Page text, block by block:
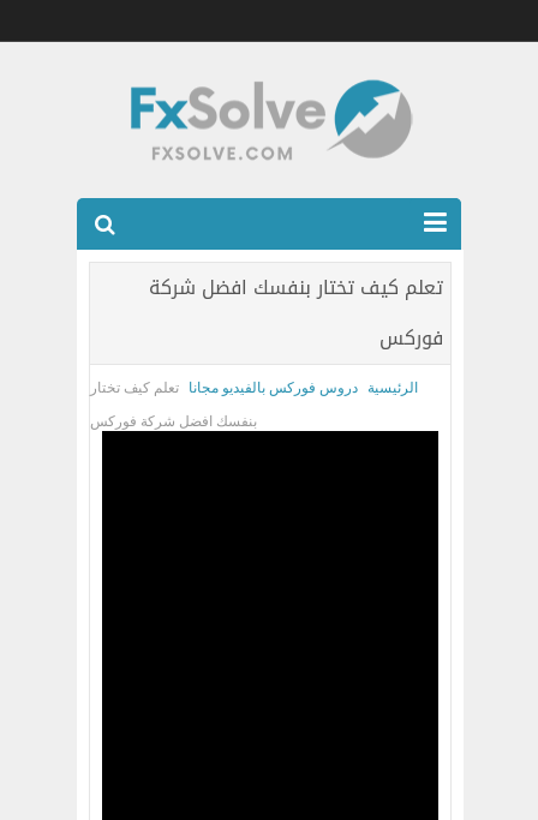
شركات الفوركس المرخصه
كتب
اتصل بنا
تعلم كيف تختار بنفسك افضل شركة
فوركس
الرئيسية دروس فوركس بالفيديو مجانا
تعلم كيف تختار
بنفسك افضل شركة فوركس